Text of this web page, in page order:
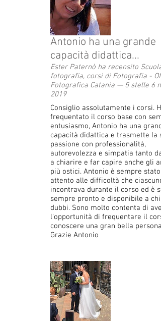
Antonio ha una grande
capacità didattica...
Ester Paternò ha recensito Scuola
fotografia, corsi di Fotografia -
Fotografica Catania — 5 stelle 6
2019
Consiglio assolutamente i corsi. Ho
frequentato il corso base con
entusiasmo, Antonio ha una
capacità didattica e trasmette la
passione con professionalità,
autorevolezza e simpatia tanto
a chiarire e far capire anche gli
più ostici. Antonio è sempre stato
attento alle difficoltà che
incontrava durante il corso ed è
sempre pronto e disponibile a
dubbi. Sono molto contenta di
l'opportunità di frequentare il
conoscere una gran bella persona.
Grazie Antonio